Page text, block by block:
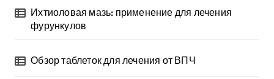
Ихтиоловая мазь: применение для лечения
фурункулов
Обзор таблеток для лечения от ВПЧ